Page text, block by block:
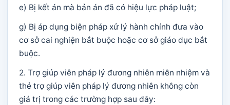
e) Bị kết án mà bản án đã có hiệu lực pháp luật;
g) Bị áp dụng biện pháp xử lý hành chính đưa vào
cơ sở cai nghiện bắt buộc hoặc cơ sở giáo dục bắt
buộc.
2. Trợ giúp viên pháp lý đương nhiên miễn nhiệm và
thẻ trợ giúp viên pháp lý đương nhiên không còn
giá trị trong các trường hợp sau đây: